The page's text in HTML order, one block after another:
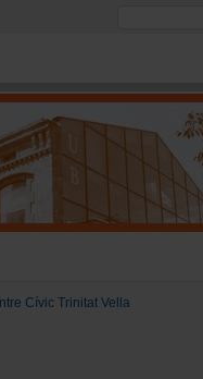
Cívic Trinitat Vella